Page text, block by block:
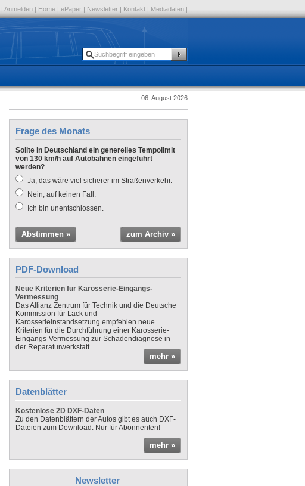
| Anmelden | Home | ePaper | Newsletter | Kontakt | Mediadaten |
06. August 2026
Frage des Monats
Sollte in Deutschland ein generelles Tempolimit
von 130 km/h auf Autobahnen eingeführt
werden?
Ja, das wäre viel sicherer im Straßenverkehr.
Nein, auf keinen Fall.
Ich bin unentschlossen.
Abstimmen » zum Archiv »
PDF-Download
Neue Kriterien für Karosserie-Eingangs-
Vermessung
Das Allianz Zentrum für Technik und die Deutsche
Kommission für Lack und
Karosserieinstandsetzung empfehlen neue
Kriterien für die Durchführung einer Karosserie-
Eingangs-Vermessung zur Schadendiagnose in
der Reparaturwerkstatt.
mehr »
Datenblätter
Kostenlose 2D DXF-Daten
Zu den Datenblättern der Autos gibt es auch DXF-
Dateien zum Download. Nur für Abonnenten!
mehr »
Newsletter